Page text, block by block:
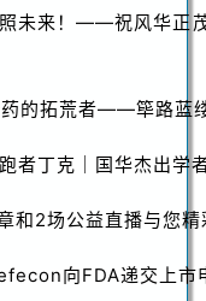
照未来！——祝风华正
的拓荒者——筚路蓝
者丁克｜国华杰出学
和2场公益直播与您
向FDA递交上市